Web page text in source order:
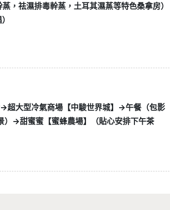
，祛濕排毒幹蒸，土耳其濕蒸等特色桑拿房）
超大型冷氣商場【中駿世界城】→午餐（包影
）→甜蜜蜜【蜜蜂農場】（貼心安排下午茶